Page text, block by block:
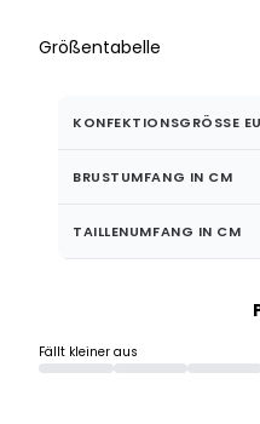
Größentabelle
KONFEKTIONSGRÖSSE EU
BRUSTUMFANG IN CM
TAILLENUMFANG IN CM
Fällt kleiner aus